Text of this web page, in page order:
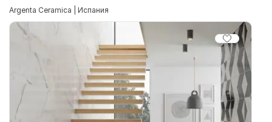
Argenta Ceramica | Испания